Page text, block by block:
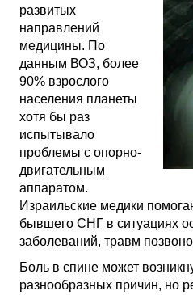
развитых
направлений
медицины. По
данным ВОЗ, более
90% взрослого
населения планеты
хотя бы раз
испытывало
проблемы с опорно-
двигательным
аппаратом.
Израильские медики
бывшего СНГ в ситуациях
заболеваний, травм
Боль в спине может
разнообразных причин, но